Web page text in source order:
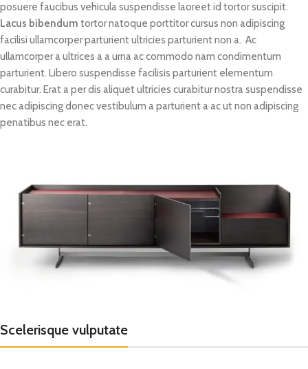
posuere faucibus vehicula suspendisse laoreet id tortor suscipit.
Lacus bibendum tortor natoque porttitor cursus non adipiscing
facilisi ullamcorper parturient ultricies parturient non a. Ac
ullamcorper a ultrices a a urna ac commodo nam condimentum
parturient. Libero suspendisse facilisis parturient elementum
curabitur. Erat a per dis aliquet ultricies curabitur nostra suspendisse
nec adipiscing donec vestibulum a parturient a ac ut non adipiscing
penatibus nec erat.
Scelerisque vulputate